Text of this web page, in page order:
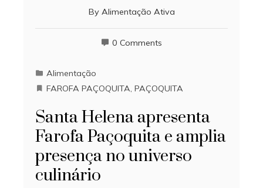
By Alimentação Ativa
0 Comments
Alimentação
FAROFA PAÇOQUITA, PAÇOQUITA
Santa Helena apresenta
Farofa Paçoquita e amplia
presença no universo
culinário